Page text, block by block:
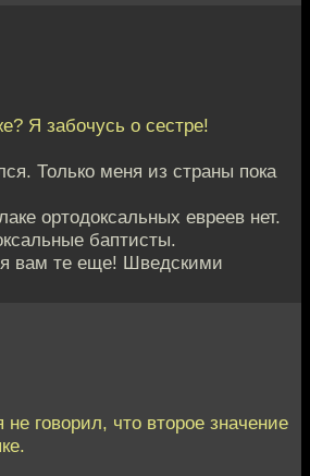
Я забочусь о сестре!
Только меня из страны пока
ортодоксальных евреев нет.
баптисты.
вам те еще! Шведскими
не говорил, что второе значение